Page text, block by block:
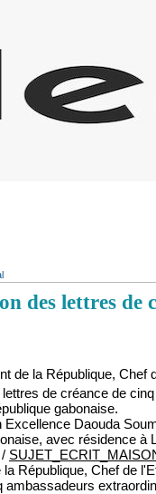
des lettres de
de la République, Chef
de créance de
gabonaise.
Excellence Daouda
avec résidence à
/
la République, Chef de
ambassadeurs